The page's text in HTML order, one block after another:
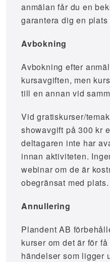
anmälan får du en
garantera dig en
Avbokning
Avbokning efter
kursavgiften, men
till en annan vid
Vid gratiskurser/
showavgift på 300 kr
deltagaren inte har
innan aktiviteten.
webinar om de är
obegränsat med plats.
Annullering
Plandent AB
kurser om det är för
händelser som ligger